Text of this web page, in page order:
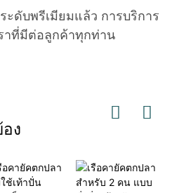
ดับพรีเมียมแล้ว การบริการ
าที่มีต่อลูกค้าทุกท่าน
ง